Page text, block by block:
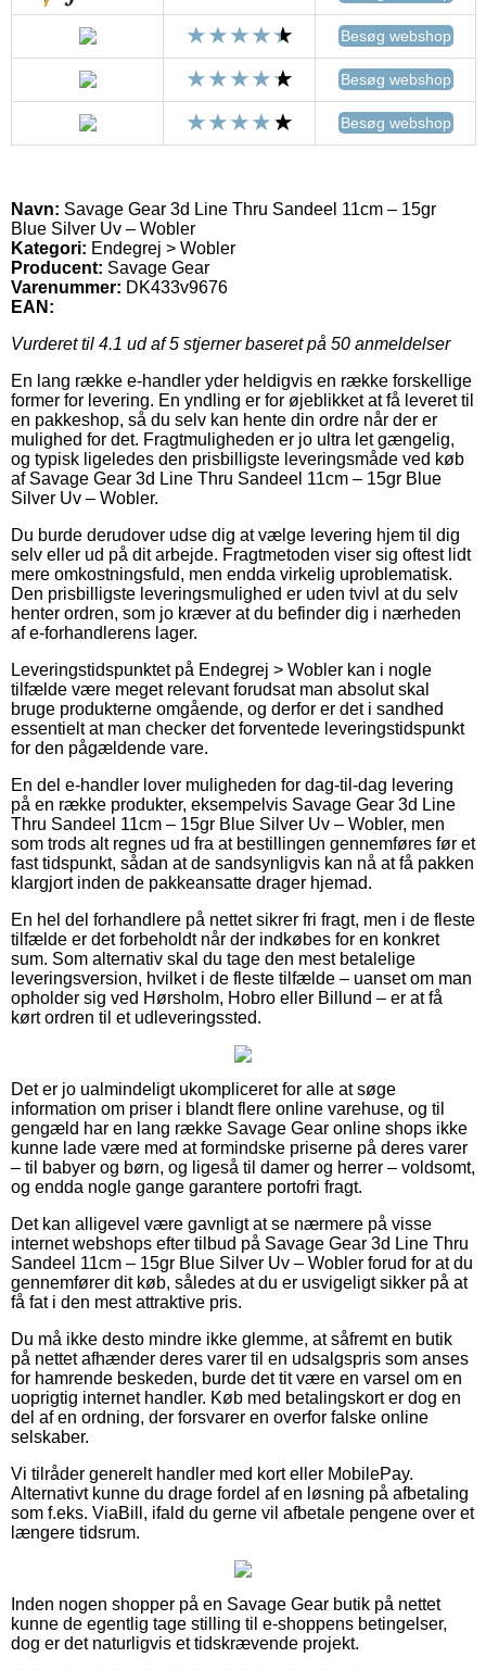
Besøg webshop
Besøg webshop
Besøg webshop
Navn: Savage Gear 3d Line Thru Sandeel 11cm – 15gr
Blue Silver Uv – Wobler
Kategori: Endegrej > Wobler
Producent: Savage Gear
Varenummer: DK433v9676
EAN:
Vurderet til 4.1 ud af 5 stjerner baseret på 50 anmeldelser
En lang række e-handler yder heldigvis en række forskellige
former for levering. En yndling er for øjeblikket at få leveret til
en pakkeshop, så du selv kan hente din ordre når der er
mulighed for det. Fragtmuligheden er jo ultra let gængelig,
og typisk ligeledes den prisbilligste leveringsmåde ved køb
af Savage Gear 3d Line Thru Sandeel 11cm – 15gr Blue
Silver Uv – Wobler.
Du burde derudover udse dig at vælge levering hjem til dig
selv eller ud på dit arbejde. Fragtmetoden viser sig oftest lidt
mere omkostningsfuld, men endda virkelig uproblematisk.
Den prisbilligste leveringsmulighed er uden tvivl at du selv
henter ordren, som jo kræver at du befinder dig i nærheden
af e-forhandlerens lager.
Leveringstidspunktet på Endegrej > Wobler kan i nogle
tilfælde være meget relevant forudsat man absolut skal
bruge produkterne omgående, og derfor er det i sandhed
essentielt at man checker det forventede leveringstidspunkt
for den pågældende vare.
En del e-handler lover muligheden for dag-til-dag levering
på en række produkter, eksempelvis Savage Gear 3d Line
Thru Sandeel 11cm – 15gr Blue Silver Uv – Wobler, men
som trods alt regnes ud fra at bestillingen gennemføres før et
fast tidspunkt, sådan at de sandsynligvis kan nå at få pakken
klargjort inden de pakkeansatte drager hjemad.
En hel del forhandlere på nettet sikrer fri fragt, men i de fleste
tilfælde er det forbeholdt når der indkøbes for en konkret
sum. Som alternativ skal du tage den mest betalelige
leveringsversion, hvilket i de fleste tilfælde – uanset om man
opholder sig ved Hørsholm, Hobro eller Billund – er at få
kørt ordren til et udleveringssted.
Det er jo ualmindeligt ukompliceret for alle at søge
information om priser i blandt flere online varehuse, og til
gengæld har en lang række Savage Gear online shops ikke
kunne lade være med at formindske priserne på deres varer
– til babyer og børn, og ligeså til damer og herrer – voldsomt,
og endda nogle gange garantere portofri fragt.
Det kan alligevel være gavnligt at se nærmere på visse
internet webshops efter tilbud på Savage Gear 3d Line Thru
Sandeel 11cm – 15gr Blue Silver Uv – Wobler forud for at du
gennemfører dit køb, således at du er usvigeligt sikker på at
få fat i den mest attraktive pris.
Du må ikke desto mindre ikke glemme, at såfremt en butik
på nettet afhænder deres varer til en udsalgspris som anses
for hamrende beskeden, burde det tit være en varsel om en
uoprigtig internet handler. Køb med betalingskort er dog en
del af en ordning, der forsvarer en overfor falske online
selskaber.
Vi tilråder generelt handler med kort eller MobilePay.
Alternativt kunne du drage fordel af en løsning på afbetaling
som f.eks. ViaBill, ifald du gerne vil afbetale pengene over et
længere tidsrum.
Inden nogen shopper på en Savage Gear butik på nettet
kunne de egentlig tage stilling til e-shoppens betingelser,
dog er det naturligvis et tidskrævende projekt.